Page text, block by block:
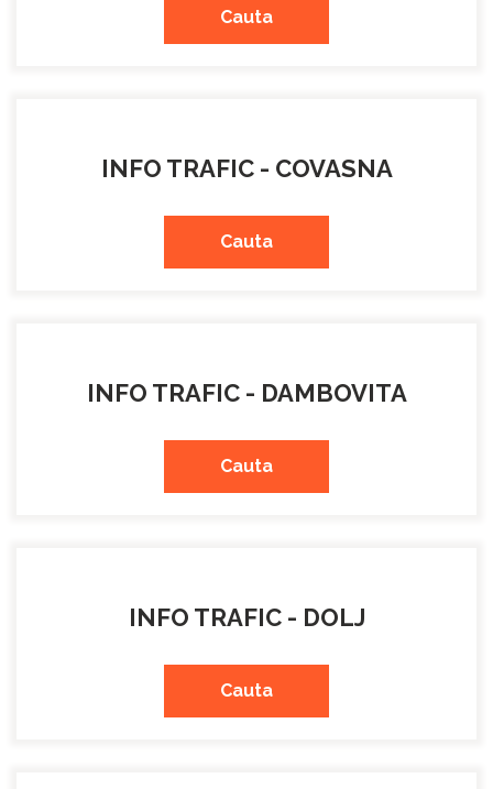
Cauta
INFO TRAFIC - COVASNA
Cauta
INFO TRAFIC - DAMBOVITA
Cauta
INFO TRAFIC - DOLJ
Cauta